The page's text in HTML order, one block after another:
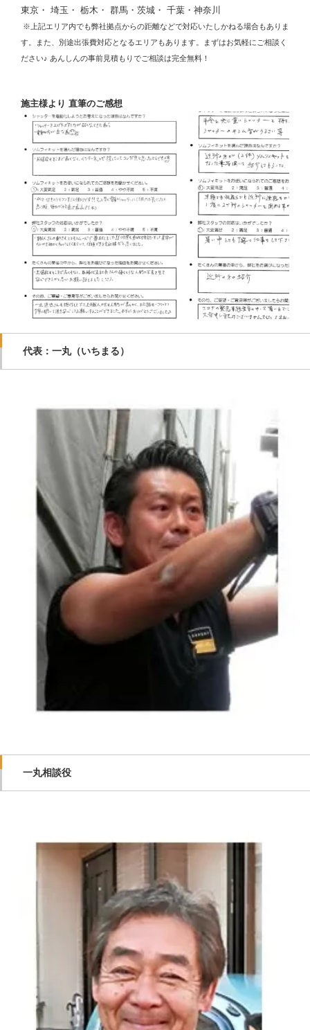
東京・ 埼玉・ 栃木・ 群馬・茨城・ 千葉・神奈川
※上記エリア内でも弊社拠点からの距離などで対応いたしかねる場合もありま
す。また、別途出張費対応となるエリアもあります。まずはお気軽にご相談く
ださい♪ あんしんの事前見積もりでご相談は完全無料！
施主様より 直筆のご感想
代表：一丸（いちまる）
一丸相談役